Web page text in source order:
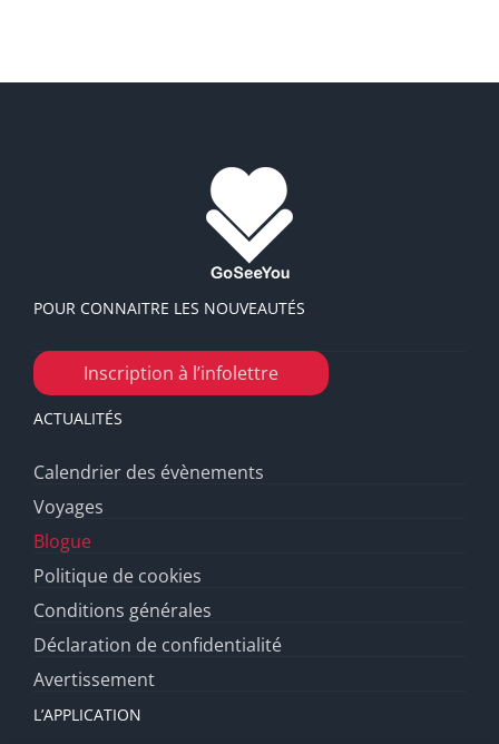
POUR CONNAITRE LES NOUVEAUTÉS
Inscription à l’infolettre
ACTUALITÉS
Calendrier des évènements
Voyages
Blogue
Politique de cookies
Conditions générales
Déclaration de confidentialité
Avertissement
L’APPLICATION